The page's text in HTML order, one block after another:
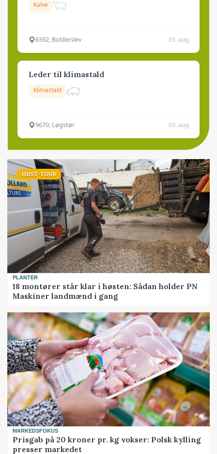
Kalve
6392, Bolderslev 03. aug.
Leder til klimastald
Klimastald
9670, Løgstør 03. aug.
HØST-TOUR
PLANTER
18 montører står klar i høsten: Sådan holder PN
Maskiner landmænd i gang
MARKEDSFOKUS
Prisgab på 20 kroner pr. kg vokser: Polsk kylling
presser markedet